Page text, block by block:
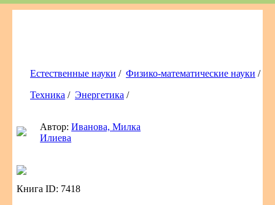
Естественные науки / Физико-математические науки /
Техника / Энергетика /
Автор:Иванова, Милка
Илиева
Книга ID: 7418